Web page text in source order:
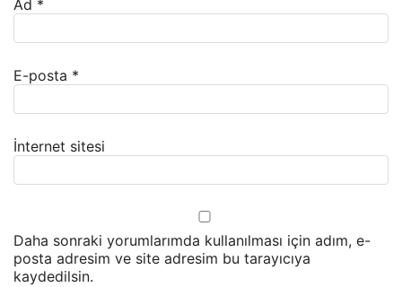
Ad *
E-posta *
İnternet sitesi
Daha sonraki yorumlarımda kullanılması için adım, e-
posta adresim ve site adresim bu tarayıcıya
kaydedilsin.